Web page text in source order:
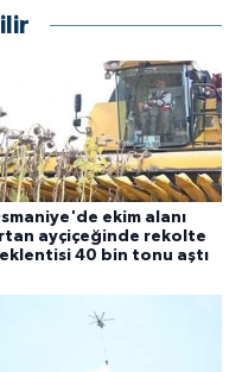
ekim alanı
ayçiçeğinde rekolte
40 bin tonu aştı